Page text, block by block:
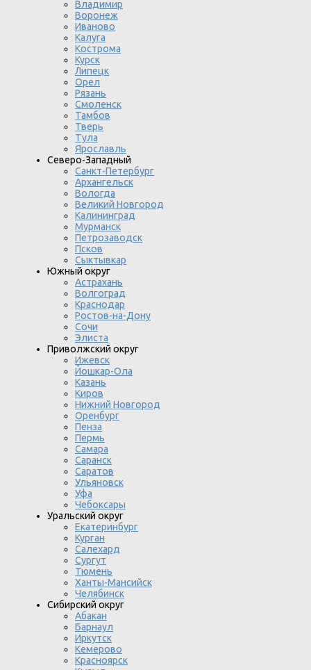
Владимир
Воронеж
Иваново
Калуга
Кострома
Курск
Липецк
Орел
Рязань
Смоленск
Тамбов
Тверь
Тула
Ярославль
Северо-Западный
Санкт-Петербург
Архангельск
Вологда
Великий Новгород
Калининград
Мурманск
Петрозаводск
Псков
Сыктывкар
Южный округ
Астрахань
Волгоград
Краснодар
Ростов-на-Дону
Сочи
Элиста
Приволжский округ
Ижевск
Йошкар-Ола
Казань
Киров
Нижний Новгород
Оренбург
Пенза
Пермь
Самара
Саранск
Саратов
Ульяновск
Уфа
Чебоксары
Уральский округ
Екатеринбург
Курган
Салехард
Сургут
Тюмень
Ханты-Мансийск
Челябинск
Сибирский округ
Абакан
Барнаул
Иркутск
Кемерово
Красноярск